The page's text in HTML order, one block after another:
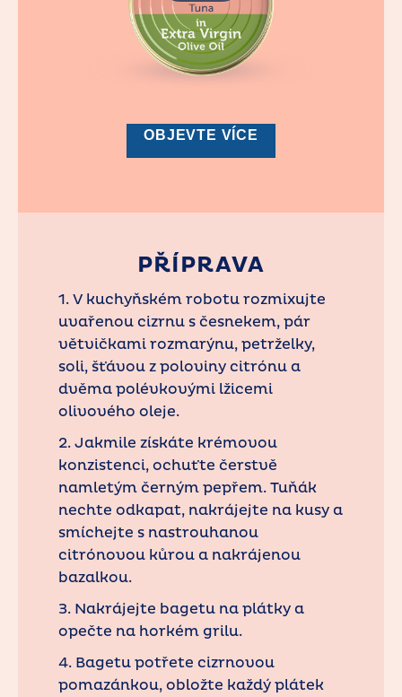
OBJEVTE VÍCE
PŘÍPRAVA
1. V kuchyňském robotu rozmixujte
uvařenou cizrnu s česnekem, pár
větvičkami rozmarýnu, petrželky,
soli, šťávou z poloviny citrónu a
dvěma polévkovými lžicemi
olivového oleje.
2. Jakmile získáte krémovou
konzistenci, ochuťte čerstvě
namletým černým pepřem. Tuňák
nechte odkapat, nakrájejte na kusy a
smíchejte s nastrouhanou
citrónovou kůrou a nakrájenou
bazalkou.
3. Nakrájejte bagetu na plátky a
opečte na horkém grilu.
4. Bagetu potřete cizrnovou
pomazánkou, obložte každý plátek